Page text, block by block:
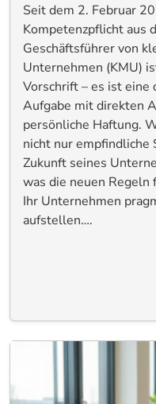
Seit dem 2. Februar
Kompetenzpflicht aus
Geschäftsführer von
Unternehmen (KMU)
Vorschrift – es ist eine
Aufgabe mit direkten
persönliche Haftung.
nicht nur empfindliche
Zukunft seines
was die neuen Regeln
Ihr Unternehmen
aufstellen….